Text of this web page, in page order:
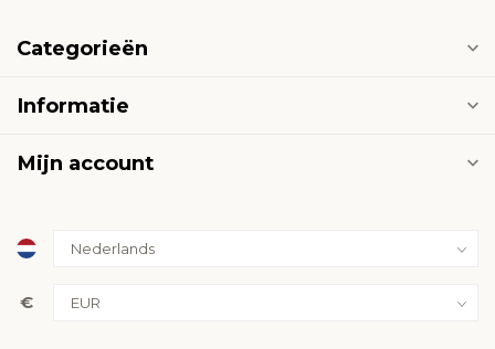
Categorieën
Informatie
Mijn account
€